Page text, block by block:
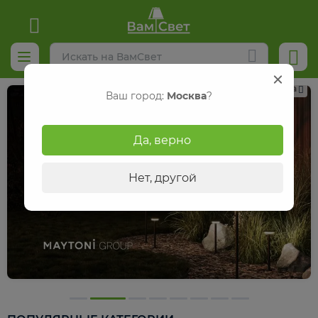
Реклама
Ваш город: Москва?
Да, верно
Нет, другой